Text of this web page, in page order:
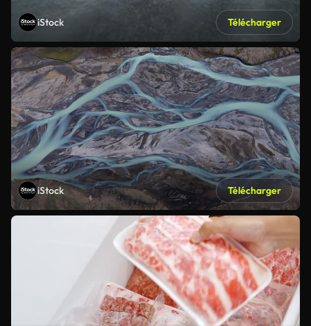
iStock Télécharger
iStock Télécharger